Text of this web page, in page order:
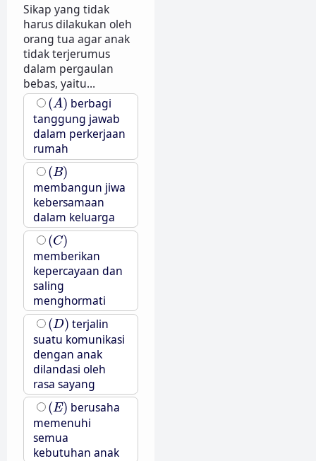
Sikap yang tidak
harus dilakukan oleh
orang tua agar anak
tidak terjerumus
dalam pergaulan
bebas, yaitu...
(A)
(A) berbagi
tanggung jawab
dalam perkerjaan
rumah
(B)
(B)
membangun jiwa
kebersamaan
dalam keluarga
(C)
(C)
memberikan
kepercayaan dan
saling
menghormati
(D)
(D) terjalin
suatu komunikasi
dengan anak
dilandasi oleh
rasa sayang
(E)
(E) berusaha
memenuhi
semua
kebutuhan anak